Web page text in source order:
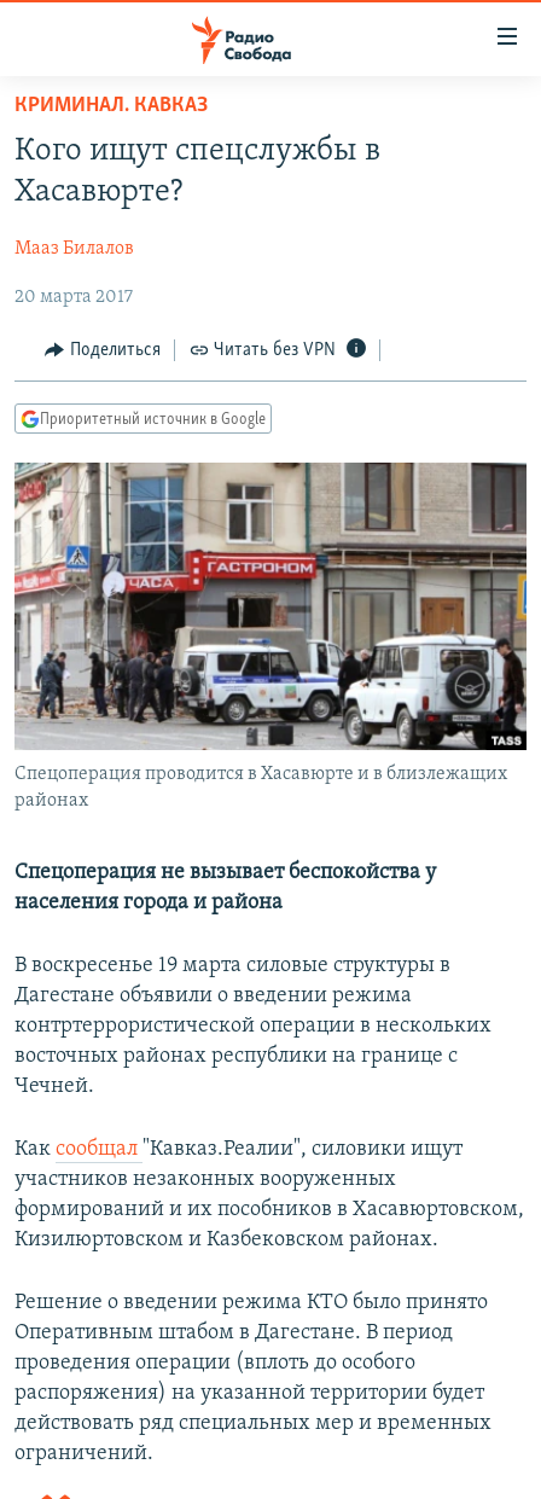
упрощенного
доступа
Вернуться
основному
Вернутся
главной
навигации
Вернутся
поиску
АВТОРСКИЕ ПРОЕКТЫ
ЦИТАТЫ СВОБОДЫ
МНЕНИЯ
КУЛЬТУРА
IDEL.РЕАЛИИ
КАВКАЗ.РЕАЛИИ
СЕВЕР.РЕАЛИИ
СИБИРЬ.РЕАЛИИ
РАСПИСАНИЕ ВЕЩАНИЯ
ПОДПИШИТЕСЬ НА РАССЫЛКУ
СОЦИАЛЬНЫЕ СЕТИ
КРИМИНАЛ. КАВКАЗ
Кого ищут спецслужбы в
Хасавюрте?
Мааз Билалов
20 марта 2017
Поделиться Читать без VPN
Приоритетный источник в Google
Спецоперация проводится в Хасавюрте и в близлежащих
районах
Спецоперация не вызывает беспокойства у
населения города и района
В воскресенье 19 марта силовые структуры в
Дагестане объявили о введении режима
контртеррористической операции в нескольких
восточных районах республики на границе с
Чечней.
Как сообщал "Кавказ.Реалии", силовики ищут
участников незаконных вооруженных
формирований и их пособников в Хасавюртовском,
Кизилюртовском и Казбековском районах.
Решение о введении режима КТО было принято
Оперативным штабом в Дагестане. В период
проведения операции (вплоть до особого
распоряжения) на указанной территории будет
действовать ряд специальных мер и временных
ограничений.